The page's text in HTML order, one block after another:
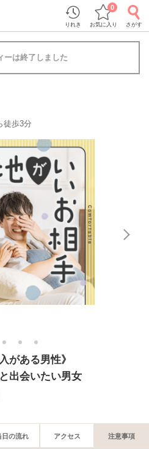
りれき お気に入り
0
さがす
ーは終了しました
徒歩3分
2 3 4
がある男性》
出会いたい男女
日の流れ アクセス 注意事項